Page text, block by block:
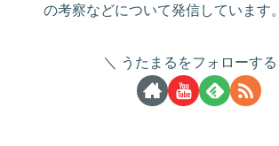
の考察などについて発信しています。
うたまるをフォローする